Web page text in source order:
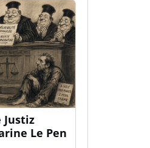
Justiz
Le Pen